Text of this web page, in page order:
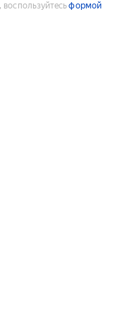
формой